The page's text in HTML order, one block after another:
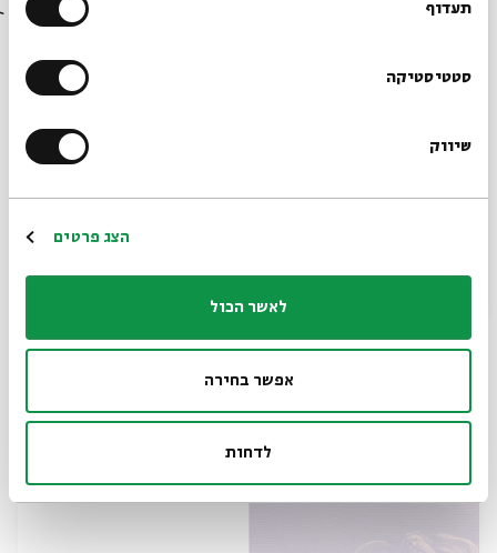
תעדוף
סטטיסטיקה
שיווק
הצג פרטים
לאשר הכול
אפשר בחירה
לדחות
08.08
ירמיהו ותלמידיו - עיון ביצירת ספר ירמיה -
מפגש מס' 5